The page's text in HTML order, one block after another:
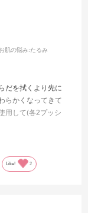
お肌の悩み:たるみ
だを拭くより先に
らかくなってきて
用して(各2プッシ
な友人、知人にも
Like! 2